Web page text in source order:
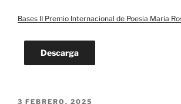
Bases II Premio Internacional de Poesia Maria
Descarga
PUBLICADO
3 FEBRERO, 2025